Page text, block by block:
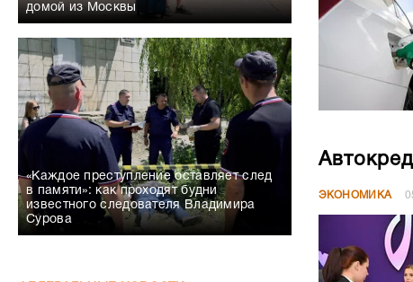
домой из Москвы
«Каждое преступление оставляет след
в памяти»: как проходят будни
известного следователя Владимира
Сурова
ЭКОНОМИКА